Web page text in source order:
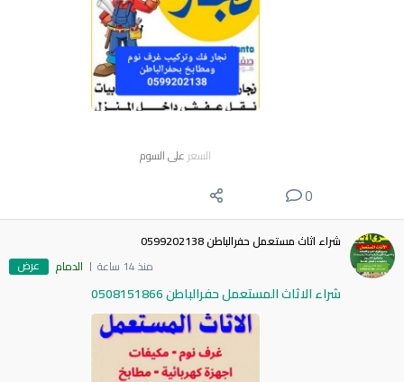
السعر على السوم
0
شراء اثاث مستعمل حفرالباطن 0599202138
منذ 14 ساعة
الدمام عرض
شراء الاثاث المستعمل حفرالباطن 0508151866